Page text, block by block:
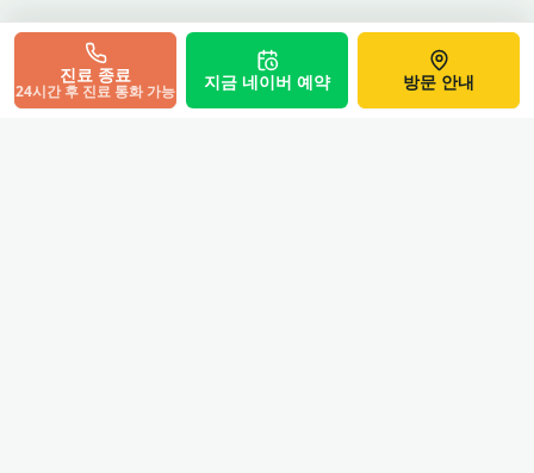
진료 종료
24시간 후 진료 통화 가능 지금 네이버 예약 방문 안내